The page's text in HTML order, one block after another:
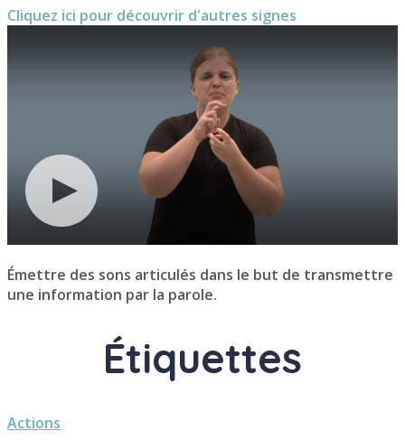
Cliquez ici pour découvrir d'autres signes
Émettre des sons articulés dans le but de transmettre
une information par la parole.
Étiquettes
Actions